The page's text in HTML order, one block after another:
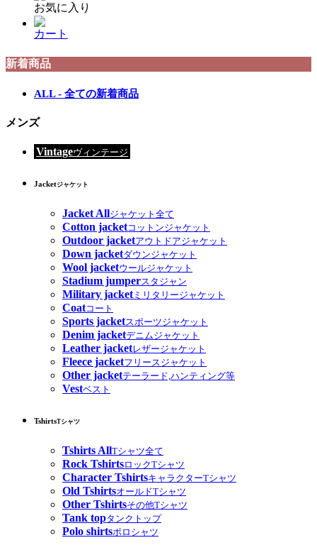
お気に入り
カート
新着商品
ALL - 全ての新着商品
メンズ
Vintageヴィンテージ
Jacketジャケット
Jacket Allジャケット全て
Cotton jacketコットンジャケット
Outdoor jacketアウトドアジャケット
Down jacketダウンジャケット
Wool jacketウールジャケット
Stadium jumperスタジャン
Military jacketミリタリージャケット
Coatコート
Sports jacketスポーツジャケット
Denim jacketデニムジャケット
Leather jacketレザージャケット
Fleece jacketフリースジャケット
Other jacketテーラード,ハンティング等
Vestベスト
TshirtsTシャツ
Tshirts AllTシャツ全て
Rock TshirtsロックTシャツ
Character TshirtsキャラクターTシャツ
Old TshirtsオールドTシャツ
Other Tshirtsその他Tシャツ
Tank topタンクトップ
Polo shirtsポロシャツ